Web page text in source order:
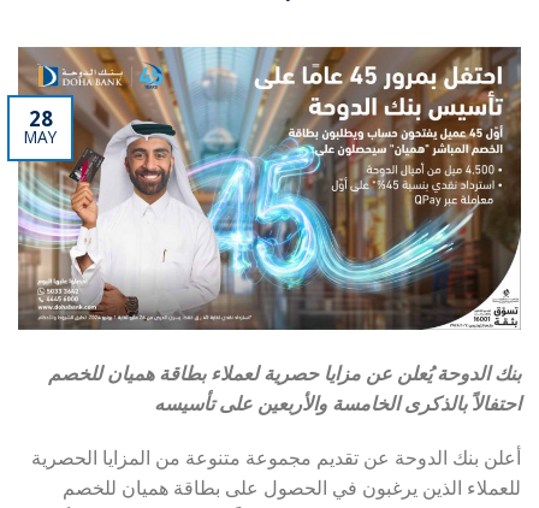
28
MAY
بنك الدوحة يُعلن عن مزايا حصرية لعملاء بطاقة هميان للخصم
احتفالاً بالذكرى الخامسة والأربعين على تأسيسه
أعلن بنك الدوحة عن تقديم مجموعة متنوعة من المزايا الحصرية
للعملاء الذين يرغبون في الحصول على بطاقة هميان للخصم